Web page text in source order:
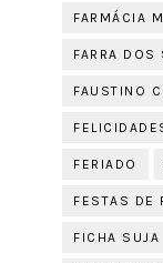
FARMÁCIA
FARRA DOS
FAUSTINO
FERIADO
FESTAS DE
FICHA SUJA